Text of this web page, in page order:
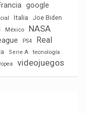
google
Italia Joe Biden
México NASA
PS4
Real
Serie A
tecnología
videojuegos